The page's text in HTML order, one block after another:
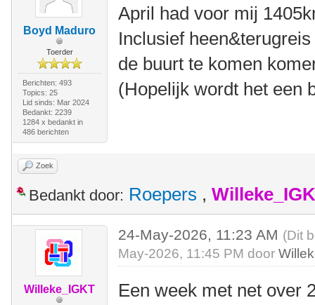
Boyd Maduro
Toerder
Berichten: 493
Topics: 25
Lid sinds: Mar 2024
Bedankt: 2239
1284 x bedankt in
486 berichten
April had voor mij
Inclusief
de buurt te komen
(Hopelijk wordt het een
Zoek
Bedankt door: Roepers ,
Willeke_IGKT
24-May-2026, 11:23 AM (Dit
May-2026, 11:45 PM door
Een week met net over